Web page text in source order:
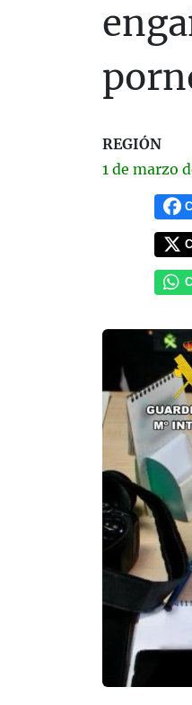
REGIÓN
1 de marzo